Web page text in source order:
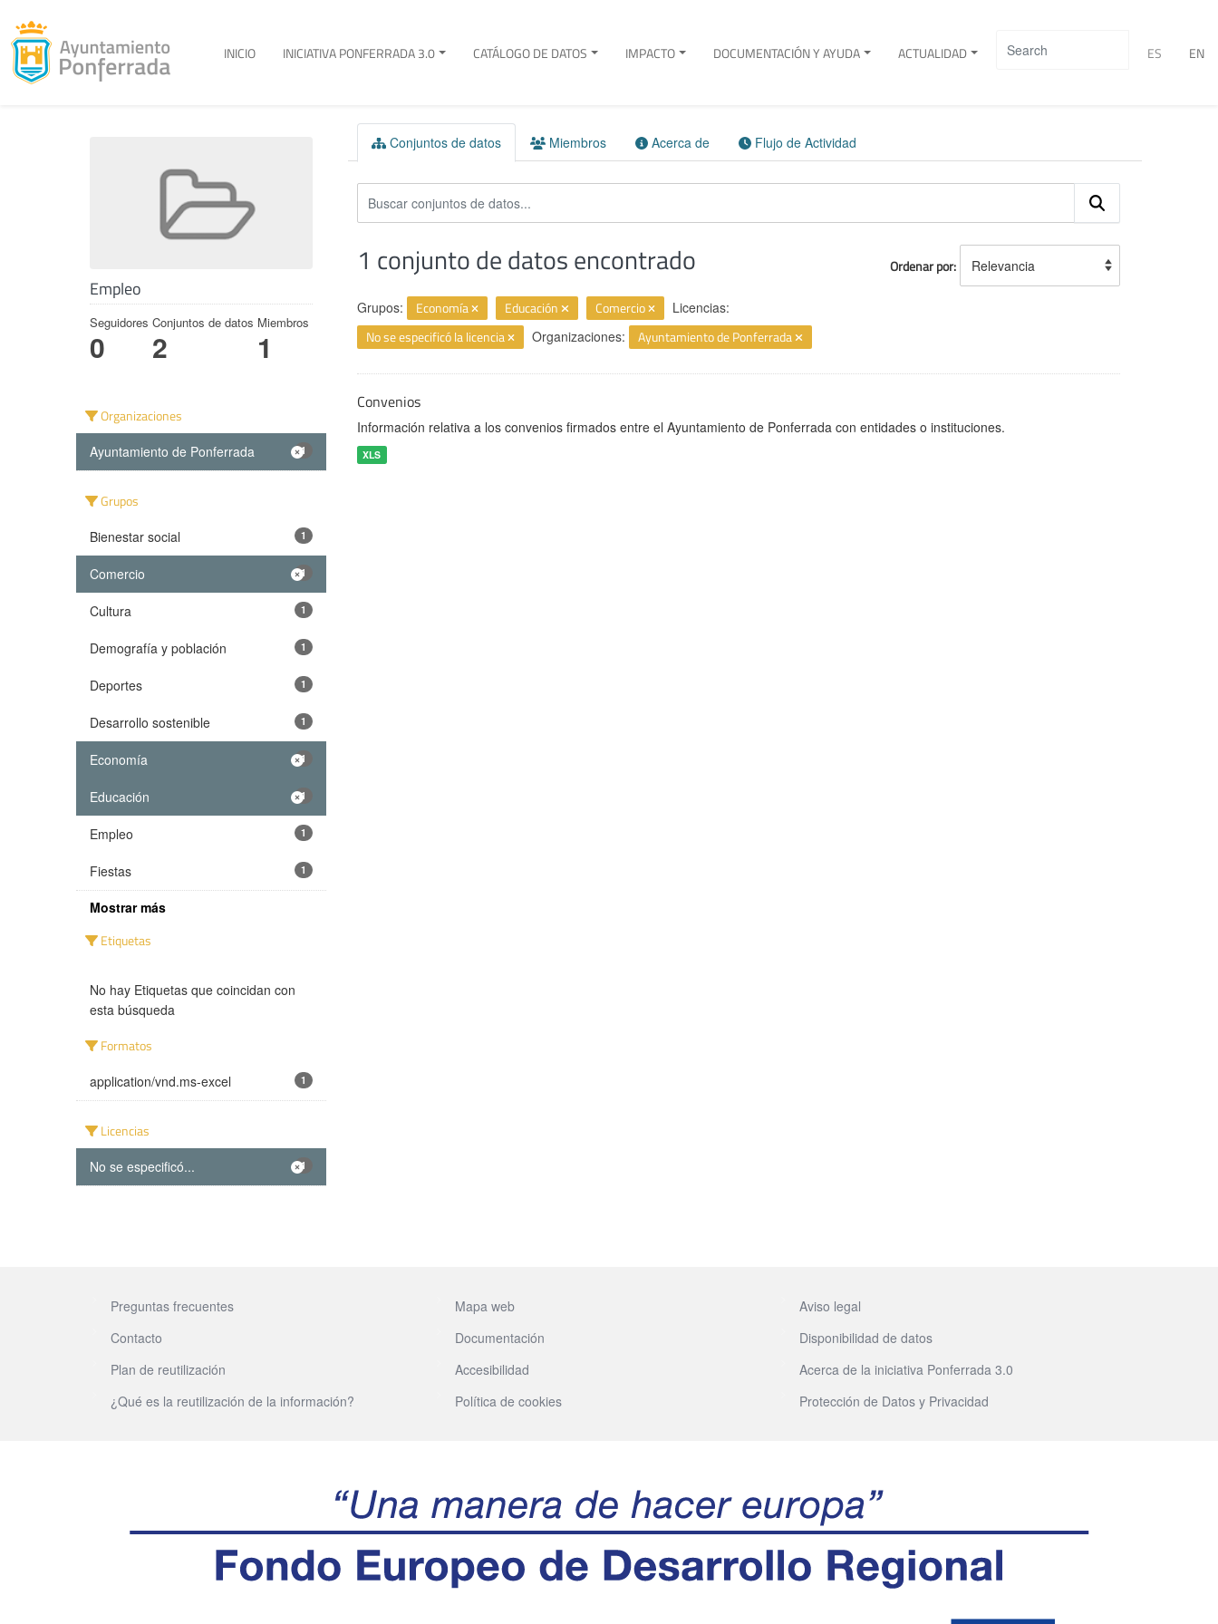
ES EN
INICIO INICIATIVA PONFERRADA 3.0 CATÁLOGO DE DATOS IMPACTO DOCUMENTACIÓN Y AYUDA ACTUALIDAD
Empleo
Seguidores
0
Conjuntos de datos
2
Miembros
1
Organizaciones
Ayuntamiento de Ponferrada 1
Grupos
Bienestar social 1
Comercio 1
Cultura 1
Demografía y población 1
Deportes 1
Desarrollo sostenible 1
Economía 1
Educación 1
Empleo 1
Fiestas 1
Mostrar más
Etiquetas
No hay Etiquetas que coincidan con
esta búsqueda
Formatos
application/vnd.ms-excel 1
Licencias
No se especificó... 1
Conjuntos de datos Miembros Acerca de Flujo de Actividad
Ordenar por
1 conjunto de datos encontrado
Grupos: Economía Educación Comercio Licencias:
No se especificó la licencia Organizaciones: Ayuntamiento de Ponferrada
Convenios
Información relativa a los convenios firmados entre el Ayuntamiento de Ponferrada con entidades o instituciones.
XLS
Preguntas frecuentes Mapa web
Aviso legal
Contacto
Documentación
Disponibilidad de datos
Plan de reutilización
Accesibilidad
Acerca de la iniciativa Ponferrada 3.0
¿Qué es la reutilización de la información?
Política de cookies Protección de Datos y Privacidad